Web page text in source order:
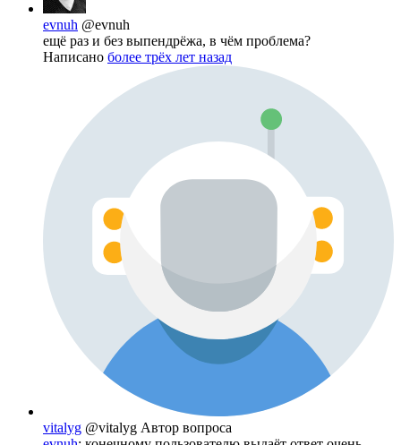
evnuh @evnuh
ещё раз и без выпендрёжа, в чём проблема?
Написано более трёх лет назад
vitalyg @vitalyg Автор вопроса